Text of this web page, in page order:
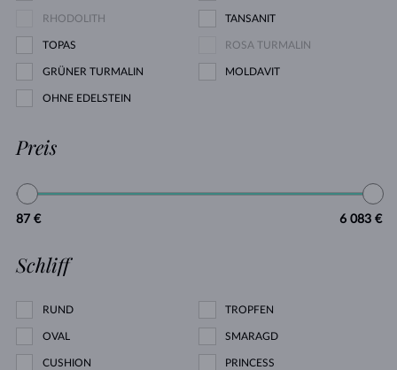
RHODOLITH TANSANIT
TOPAS ROSA TURMALIN
GRÜNER TURMALIN MOLDAVIT
OHNE EDELSTEIN
Preis
87 € 6 083 €
Schliff
RUND TROPFEN
OVAL SMARAGD
CUSHION PRINCESS